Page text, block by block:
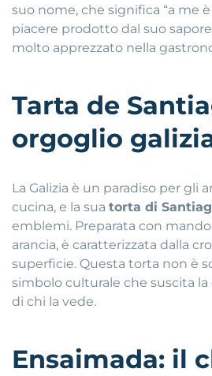
suo nome, che significa “a me
piacere prodotto dal suo
molto apprezzato nella
Tarta de
orgoglio
La Galizia è un paradiso per gli
cucina, e la sua torta di
emblemi. Preparata con
arancia, è caratterizzata dalla
superficie. Questa torta non è
simbolo culturale che suscita la
di chi la vede.
Ensaimada: il